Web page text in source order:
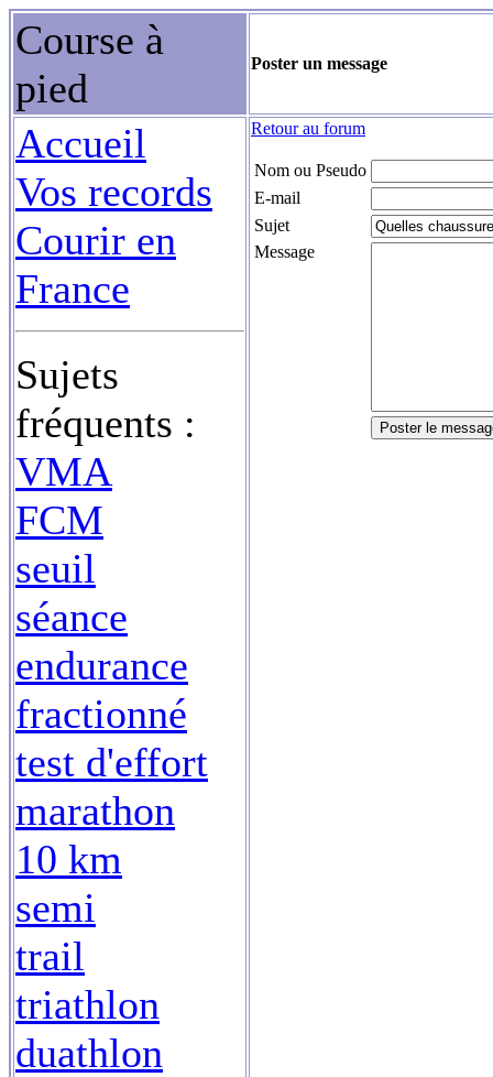
Course à
pied
Poster un message
Accueil
Vos records
Courir en
France
Sujets
fréquents :
VMA
FCM
seuil
séance
endurance
fractionné
test d'effort
marathon
10 km
semi
trail
triathlon
duathlon
Retour au forum
Nom ou Pseudo
E-mail
Sujet
Message